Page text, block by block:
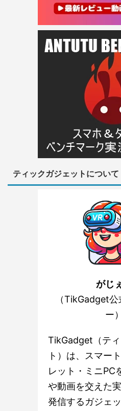
ティックガジェットについて
がじ
（TikGadget
ー）
TikGadget（テ
ト）は、スマー
レット・ミニPC
や動画を交えた
発信するガジェ